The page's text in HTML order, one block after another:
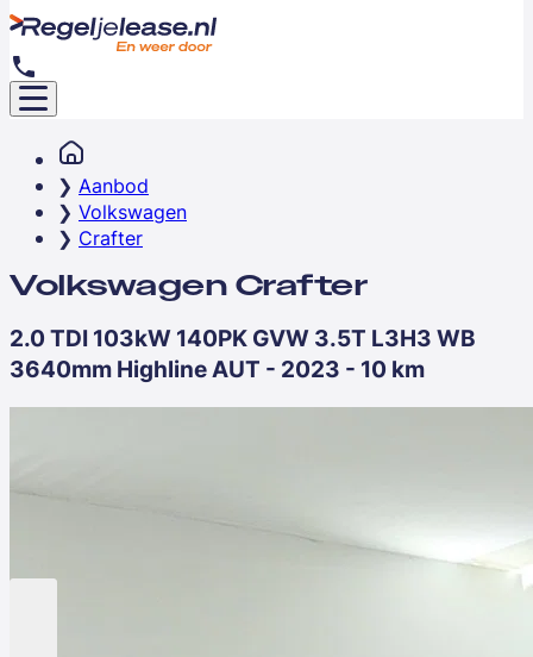
Aanbod
Volkswagen
Crafter
Volkswagen Crafter
2.0 TDI 103kW 140PK GVW 3.5T L3H3 WB
3640mm Highline AUT - 2023 - 10 km